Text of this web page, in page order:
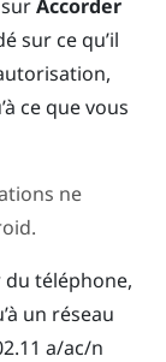
surAccorder
sur ce qu’il
ce que vous
ne
.
téléphone,
un réseau
a/ac/n